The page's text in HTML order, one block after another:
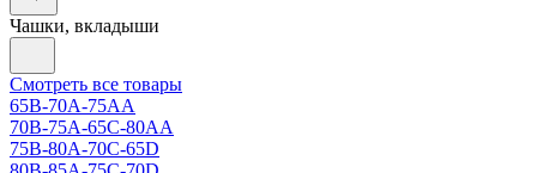
Чашки, вкладыши
Смотреть все товары
65B-70A-75АА
70В-75А-65С-80АА
75В-80А-70С-65D